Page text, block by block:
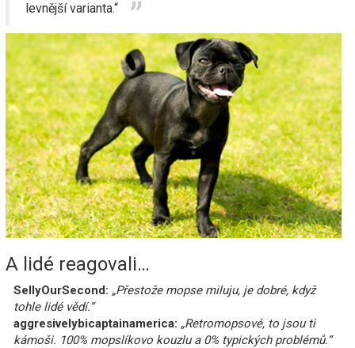
levnější varianta.“
A lidé reagovali…
SellyOurSecond: „Přestože mopse miluju, je dobré, když
tohle lidé vědí.“
aggresivelybicaptainamerica: „Retromopsové, to jsou ti
kámoši. 100% mopslíkovo kouzlu a 0% typických problémů.“